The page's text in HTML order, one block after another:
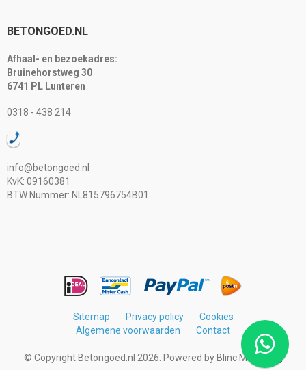
BETONGOED.NL
Afhaal- en bezoekadres:
Bruinehorstweg 30
6741 PL Lunteren
0318 - 438 214
info@betongoed.nl
KvK: 09160381
BTW Nummer: NL815796754B01
Sitemap Privacy policy
Cookies
Algemene voorwaarden
Contact
© Copyright Betongoed.nl 2026. Powered by Blinc Marketing